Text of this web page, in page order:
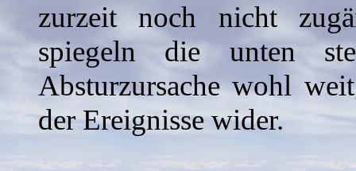
zurzeit noch nicht
spiegeln die unten
Absturzursache wohl
der Ereignisse wider.